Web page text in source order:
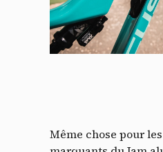
Même chose pour